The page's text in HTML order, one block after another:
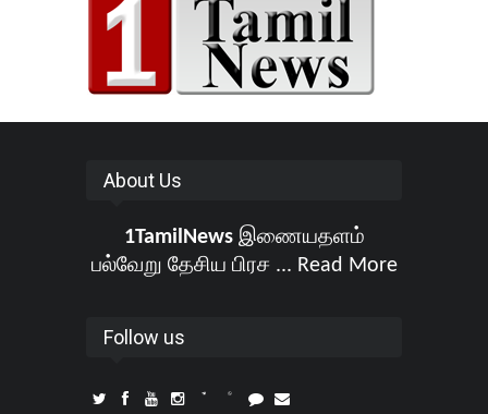
About Us
1TamilNewsஇணையதளம்
பல்வேறு தேசிய பிரச ... Read More
Follow us